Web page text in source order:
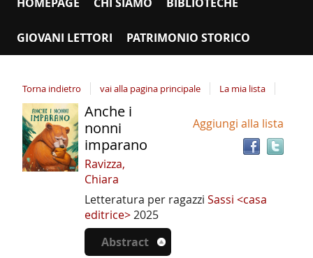
GIOVANI LETTORI PATRIMONIO STORICO
Torna indietro vai alla pagina principale La mia lista
Dettaglio
del
documento
Aggiungi alla lista
Anche i
nonni
imparano
Ravizza,
Chiara
Letteratura per ragazzi Sassi <casa
editrice>2025
Abstract